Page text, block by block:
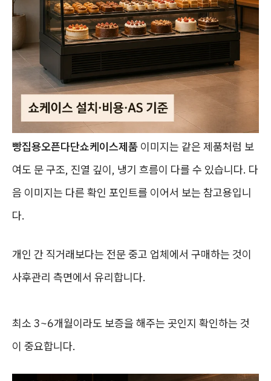
빵집용오픈다단쇼케이스제품 이미지는 같은 제품처럼 보
여도 문 구조, 진열 깊이, 냉기 흐름이 다를 수 있습니다. 다
음 이미지는 다른 확인 포인트를 이어서 보는 참고용입니
다.
개인 간 직거래보다는 전문 중고 업체에서 구매하는 것이
사후관리 측면에서 유리합니다.
최소 3~6개월이라도 보증을 해주는 곳인지 확인하는 것
이 중요합니다.